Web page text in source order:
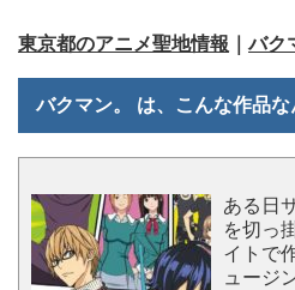
東京都のアニメ聖地情報 ｜バク
バクマン。 は、こんな作品な
ある日
を切っ
イトで
ュージ